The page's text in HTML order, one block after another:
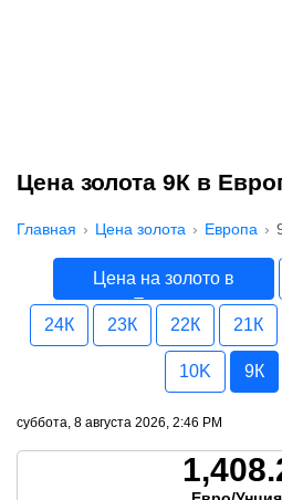
Цена золота 9К в
Главная Цена золота Европа
Цена на золото в
Европа
24К 23К 22К 21К
10K 9К
суббота, 8 августа 2026, 2:46 PM